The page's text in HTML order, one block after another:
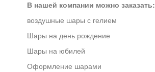
В нашей компании можно заказать:
воздушные шары с гелием
Шары на день рождение
Шары на юбилей
Оформление шарами